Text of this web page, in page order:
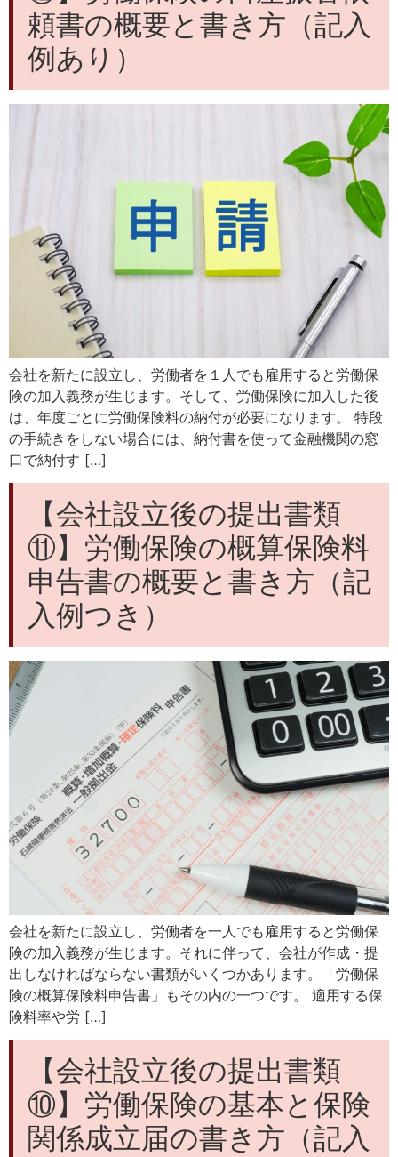
頼書の概要と書き方（記入
例あり）
会社を新たに設立し、労働者を１人でも雇用すると労働保
険の加入義務が生じます。そして、労働保険に加入した後
は、年度ごとに労働保険料の納付が必要になります。 特段
の手続きをしない場合には、納付書を使って金融機関の窓
口で納付す […]
【会社設立後の提出書類
⑪】労働保険の概算保険料
申告書の概要と書き方（記
入例つき）
会社を新たに設立し、労働者を一人でも雇用すると労働保
険の加入義務が生じます。それに伴って、会社が作成・提
出しなければならない書類がいくつかあります。「労働保
険の概算保険料申告書」もその内の一つです。 適用する保
険料率や労 […]
【会社設立後の提出書類
⑩】労働保険の基本と保険
関係成立届の書き方（記入